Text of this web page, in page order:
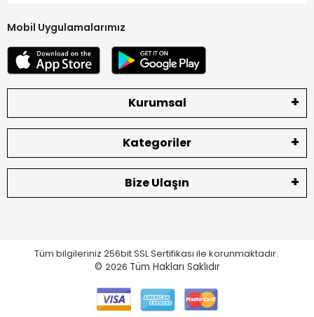
Mobil Uygulamalarımız
Kurumsal
Kategoriler
Bize Ulaşın
Tüm bilgileriniz 256bit SSL Sertifikası ile korunmaktadır.
© 2026 Tüm Hakları Saklıdır